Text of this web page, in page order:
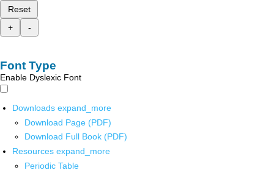
Reset
+
-
Font Type
Enable Dyslexic Font
Downloads expand_more
Download Page (PDF)
Download Full Book (PDF)
Resources expand_more
Periodic Table